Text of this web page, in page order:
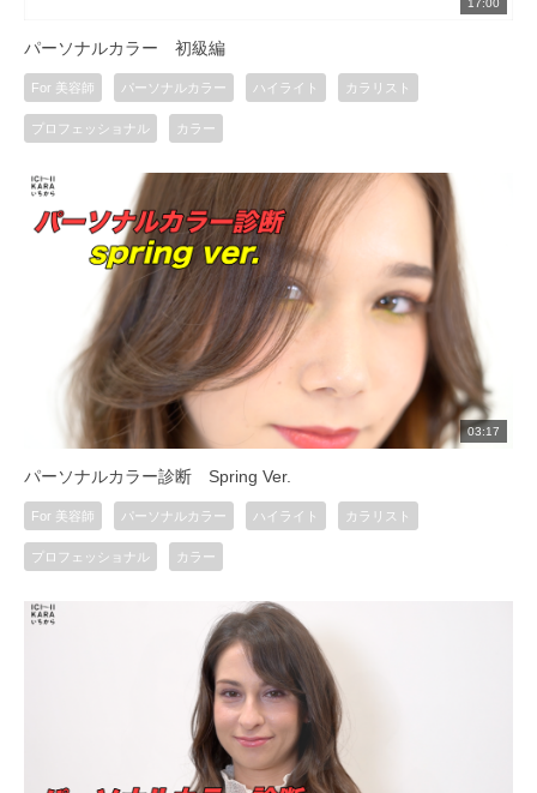
17:00
パーソナルカラー 初級編
For 美容師 パーソナルカラー ハイライト カラリスト
プロフェッショナル カラー
03:17
パーソナルカラー診断 Spring Ver.
For 美容師 パーソナルカラー ハイライト カラリスト
プロフェッショナル カラー